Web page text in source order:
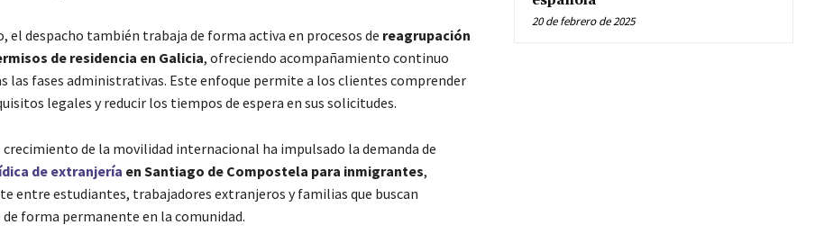
el despacho también trabaja de forma activa en procesos de reagrupación
de residencia en Galicia, ofreciendo acompañamiento continuo
las fases administrativas. Este enfoque permite a los clientes comprender
legales y reducir los tiempos de espera en sus solicitudes.
de la movilidad internacional ha impulsado la demanda de
de extranjería en Santiago de Compostela para inmigrantes,
entre estudiantes, trabajadores extranjeros y familias que buscan
forma permanente en la comunidad.
20 de febrero de 2025